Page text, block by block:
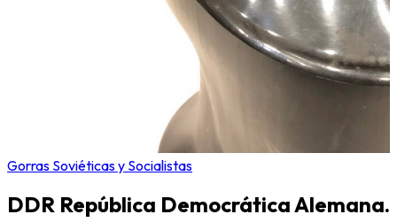
Gorras Soviéticas y Socialistas
DDR República Democrática Alemana.